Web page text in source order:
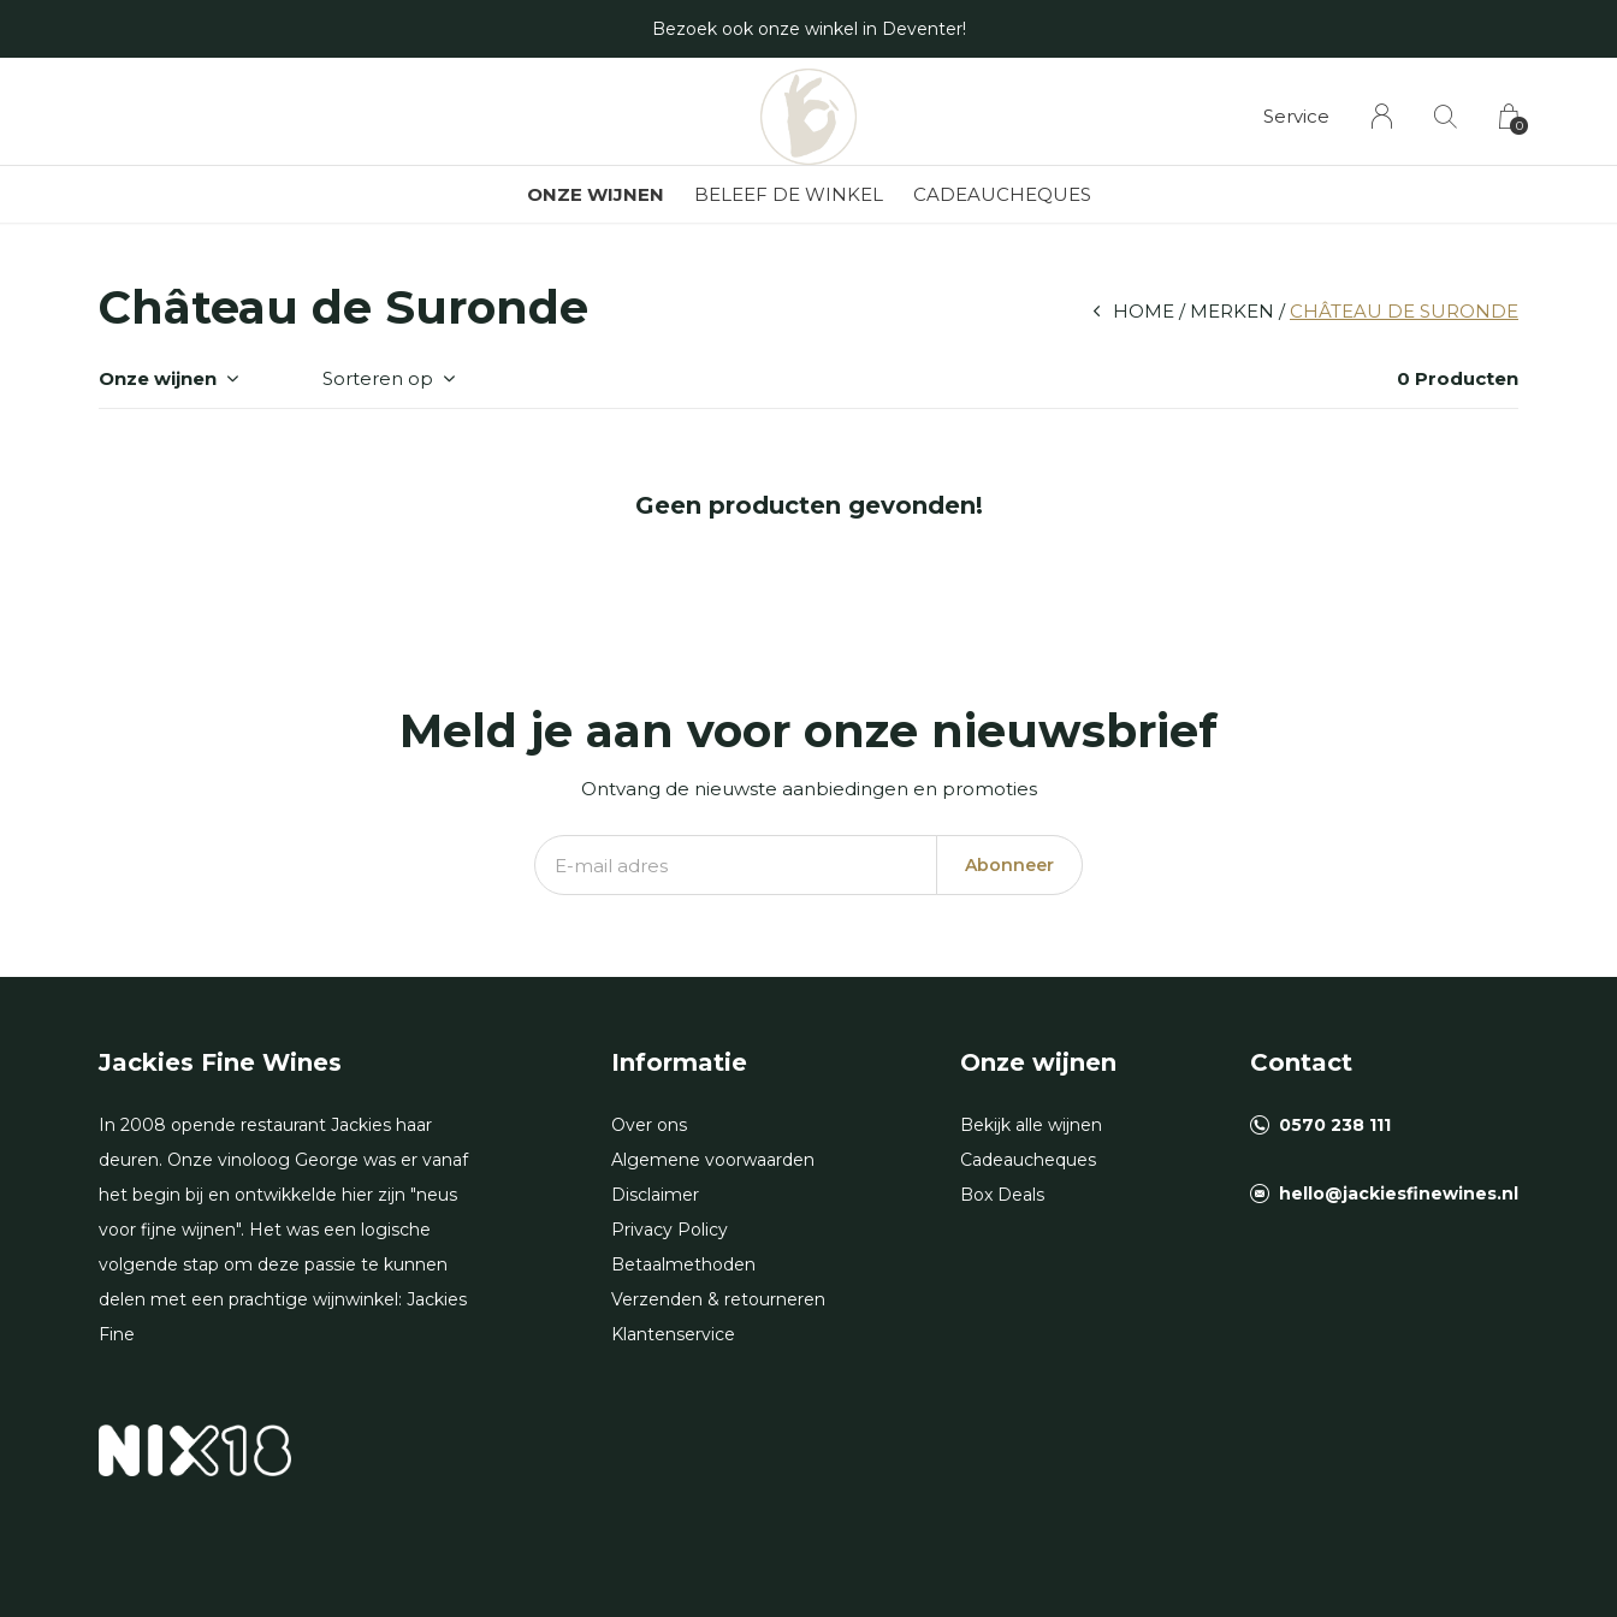
ONZE WIJNEN BELEEF DE WINKEL CADEAUCHEQUES
Service 0
Bezoek ook onze winkel in Deventer!
Château de Suronde HOME MERKEN CHÂTEAU DE SURONDE
Onze wijnen Sorteren op 0 Producten
Geen producten gevonden!
Meld je aan voor onze nieuwsbrief
Ontvang de nieuwste aanbiedingen en promoties
Abonneer
Jackies Fine Wines
In 2008 opende restaurant Jackies haar
deuren. Onze vinoloog George was er vanaf
het begin bij en ontwikkelde hier zijn "neus
voor fijne wijnen". Het was een logische
volgende stap om deze passie te kunnen
delen met een prachtige wijnwinkel: Jackies
Fine
Informatie
Over ons
Algemene voorwaarden
Disclaimer
Privacy Policy
Betaalmethoden
Verzenden & retourneren
Klantenservice
Onze wijnen
Bekijk alle wijnen
Cadeaucheques
Box Deals
Contact
0570 238 111
hello@jackiesfinewines.nl